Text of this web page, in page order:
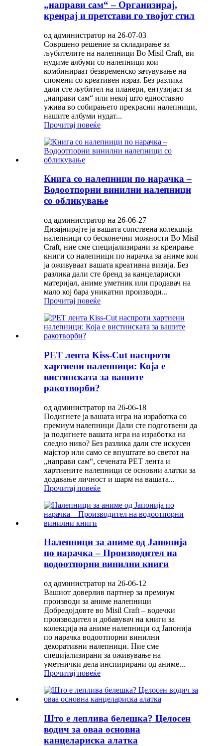
„направи сам“ – Организирај,
креирај и претстави го твојот стил
од администратор на 26-07-03
Совршено решение за складирање за
љубителите на налепници Во Misil Craft, ви
нудиме албуми со налепници кои
комбинираат безвременско зачувување на
спомени со креативен израз. Без разлика
дали сте љубител на планери, ентузијаст за
„направи сам“ или некој што едноставно
ужива во собирањето прекрасни налепници,
нашите албуми нудат...
Прочитај повеќе
Книга со налепници по нарачка –
Водоотпорни винилни налепници
со обликување
од администратор на 26-06-27
Дизајнирајте ја вашата сопствена колекција
налепници со бесконечни можности Во Misil
Craft, ние сме специјализирани за креирање
книги со налепници по нарачка за аниме кои
ја оживуваат вашата креативна визија. Без
разлика дали сте бренд за канцелариски
материјал, аниме уметник или продавач на
мало кој бара уникатни производи...
Прочитај повеќе
PET лента Kiss-Cut наспроти
хартиени налепници: Која е
вистинската за вашите
ракотворби?
од администратор на 26-06-18
Подигнете ја вашата игра на изработка со
премиум налепници Дали сте подготвени да
ја подигнете вашата игра на изработка на
следно ниво? Без разлика дали сте искусен
мајстор или само се впуштате во светот на
„направи сам“, сечената PET лента и
хартиените налепници се основни алатки за
додавање личност и шарм на вашата...
Прочитај повеќе
Налепници за аниме од Јапонија
по нарачка – Производител на
водоотпорни винилни книги
од администратор на 26-06-12
Вашиот доверлив партнер за премиум
производи за аниме налепници
Добредојдовте во Misil Craft – водечки
производител и добавувач на книги за
колекција на аниме налепници од Јапонија
по нарачка водоотпорни винилни
декоративни налепници. Ние сме
специјализирани за оживување на
уметнички дела инспирирани од аниме...
Прочитај повеќе
Што е леплива белешка? Целосен
водич за оваа основна
канцелариска алатка